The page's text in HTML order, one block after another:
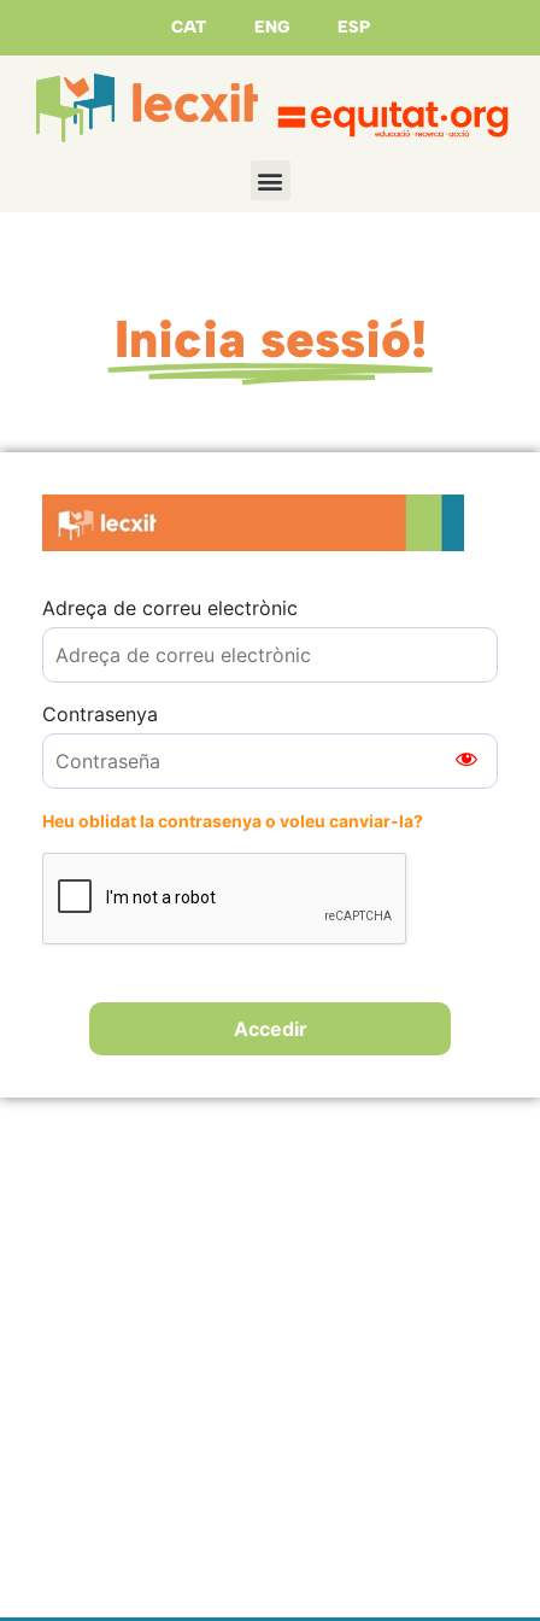
CAT ENG ESP
Inicia sessió!
Adreça de correu electrònic
Contrasenya
Heu oblidat la contrasenya o voleu canviar-la?